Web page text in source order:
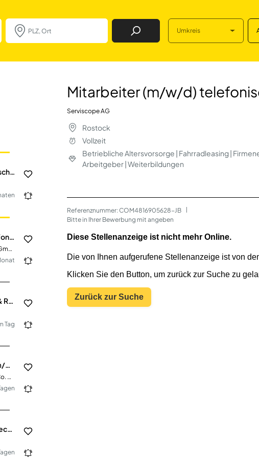
Job Finden Umkreis
w/d) telefonischer
Mitarbeiter (m/w/d) telefonischer Kundenservice
Kundenservice (m/w/d) Telefonischer Erstkontakt für unsere Klienten
compass private pflegeberatung GmbH
Kundenservice - After Sales & Reklamationsmanagement (m/w/d)
Tag
Mitarbeiter Kundenservice (m/w/d)
Merk Textil-Mietdienste GmbH & Co. KG
Technischer Kundendienst / Technical Support IT (m/w/d)
Mitarbeiter (m/w/d)
Serviscope AG
Rostock
Vollzeit
Betriebliche Altersvorsorge | Fahrradleasing |
Arbeitgeber | Weiterbildungen
Referenznummer: COM4816905628-JB
Bitte in Ihrer Bewerbung mit angeben